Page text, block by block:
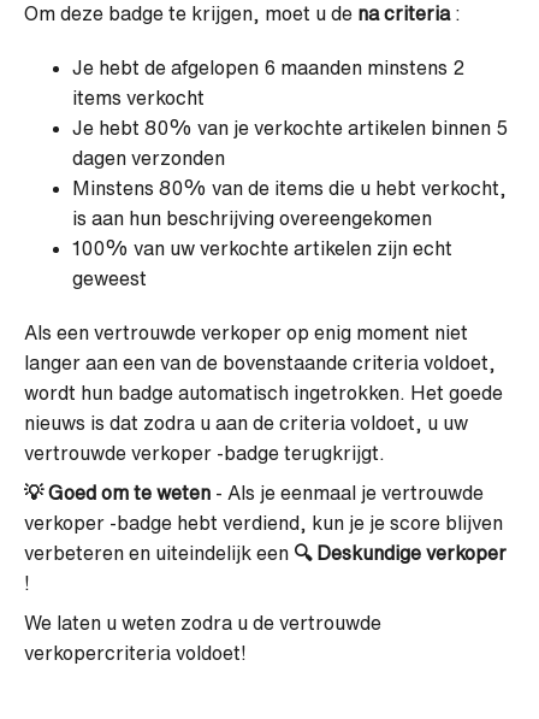
Om deze badge te krijgen, moet u de na criteria :
Je hebt de afgelopen 6 maanden minstens 2
items verkocht
Je hebt 80% van je verkochte artikelen binnen 5
dagen verzonden
Minstens 80% van de items die u hebt verkocht,
is aan hun beschrijving overeengekomen
100% van uw verkochte artikelen zijn echt
geweest
Als een vertrouwde verkoper op enig moment niet
langer aan een van de bovenstaande criteria voldoet,
wordt hun badge automatisch ingetrokken. Het goede
nieuws is dat zodra u aan de criteria voldoet, u uw
vertrouwde verkoper -badge terugkrijgt.
💡 Goed om te weten - Als je eenmaal je vertrouwde
verkoper -badge hebt verdiend, kun je je score blijven
verbeteren en uiteindelijk een 🔍 Deskundige verkoper
!
We laten u weten zodra u de vertrouwde
verkopercriteria voldoet!